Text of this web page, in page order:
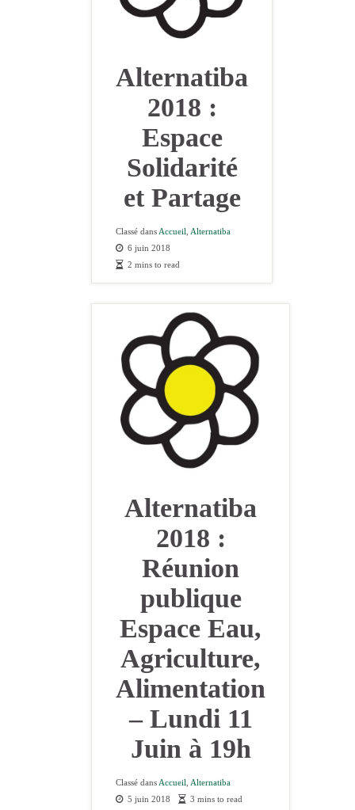
Alternatiba
2018 :
Espace
Solidarité
et Partage
Classé dans Accueil Alternatiba
6 juin 2018
2 mins to read
Alternatiba
2018 :
Réunion
publique
Espace Eau,
Agriculture,
Alimentation
– Lundi 11
Juin à 19h
Classé dans Accueil Alternatiba
5 juin 2018
3 mins to read